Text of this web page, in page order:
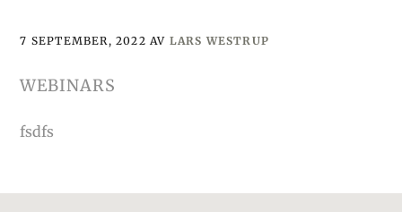
7 SEPTEMBER, 2022 AV LARS WESTRUP
WEBINARS
fsdfs